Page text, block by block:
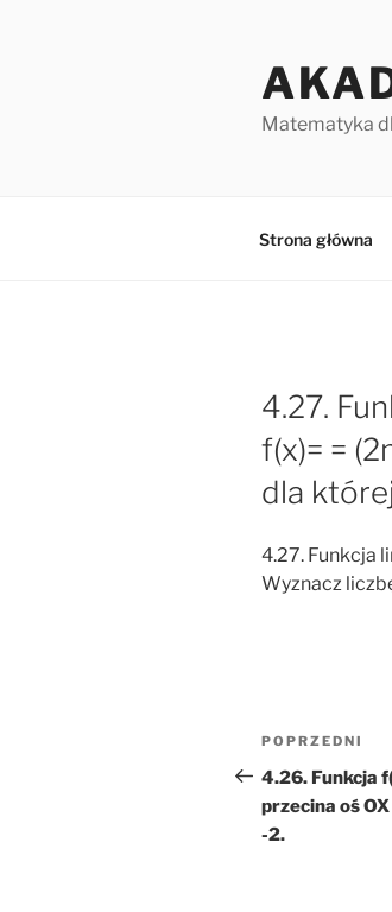
Matematyka
Strona główna
4.27.
f(x)= =
dla
4.27. Funkcja
Wyznacz
Nawigacja
wpisu
Poprzedni
wpis
POPRZEDNI
4.26. Funkcja
przecina oś
-2.